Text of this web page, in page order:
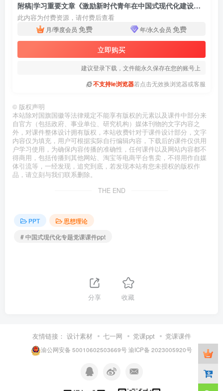
附稿|学习重要文章《激励新时代青年在中国式现代化建设中挺膺担当》主题团课PPT课件
此内容为付费资源，请付费后查看
月/季度会员 免费 年/永久会员 免费
立即购买
建议登录下载，文件能永久保存在您的账号上
不支持ie浏览器若点击无效换浏览器或客服
© 版权声明
本站除对国旗国徽等法律规定不能享有版权的元素以及课件中部分来
自官方（包括政府、事业单位、研究机构）媒体刊物的文字内容之
外，对课件整体设计拥有版权，本站收费针对于课件设计部分，文字
内容仅为填充，用户可根据实际自行编辑内容，下载后的课件仅供用
户学习使用，为确保内容传播的准确性，任何课件以及网站内容都不
得商用，包括传播到其他网站、淘宝等电商平台售卖，不得用作自媒
体引流等，一经发现，追究到底，若发现本站有您未授权的版权作
品，请立刻与我们联系删除。
THE END
PPT
思想理论
# 中国式现代化专题党课课件ppt
分享 收藏
友情链接： 设计素材 七一网 党课ppt 党课课件
渝公网安备 50010602503669号渝ICP备 2023005920号